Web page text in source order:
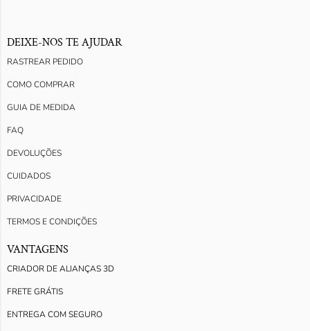
DEIXE-NOS TE AJUDAR
RASTREAR PEDIDO
COMO COMPRAR
GUIA DE MEDIDA
FAQ
DEVOLUÇÕES
CUIDADOS
PRIVACIDADE
TERMOS E CONDIÇÕES
VANTAGENS
CRIADOR DE ALIANÇAS 3D
FRETE GRÁTIS
ENTREGA COM SEGURO